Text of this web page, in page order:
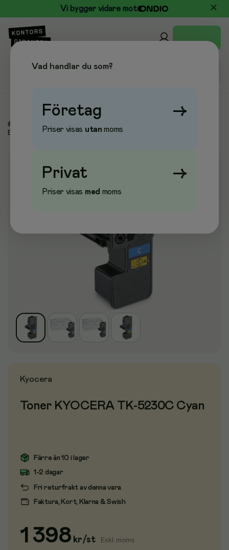
Vi bygger vidare mot
Bläckpatroner
Kyocera
Toner KYOCERA TK-5230C Cyan
Färre än 10 i lager
Fri returfrakt av denna vara
1-2 dagar
Faktura, Kort, Klarna & Swish
1 398 kr/st Exkl. moms
Vad handlar du som?
Företag →
Priser visas utan moms
Privat →
Priser visas med moms